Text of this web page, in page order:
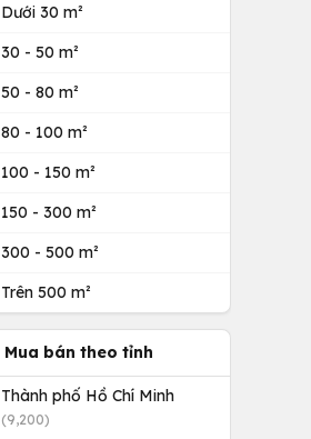
Dưới 30 m²
30 - 50 m²
50 - 80 m²
80 - 100 m²
100 - 150 m²
150 - 300 m²
300 - 500 m²
Trên 500 m²
Mua bán theo tỉnh
Thành phố Hồ Chí Minh
(9,200)